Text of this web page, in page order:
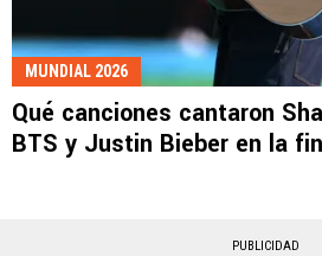
MUNDIAL 2026
Qué canciones cantaron
BTS y Justin Bieber en la
PUBLICIDAD